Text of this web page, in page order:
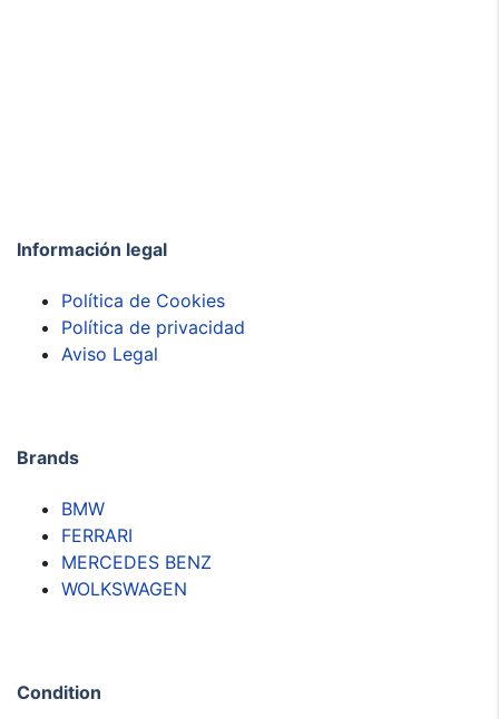
Información legal
Política de Cookies
Política de privacidad
Aviso Legal
Brands
BMW
FERRARI
MERCEDES BENZ
WOLKSWAGEN
Condition